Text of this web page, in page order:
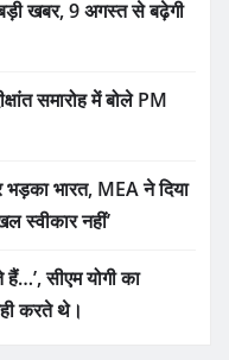
खबर, 9 अगस्त से बढ़ेगी
समारोह में बोले PM
भड़का भारत, MEA ने दिया
स्वीकार नहीं’
सीएम योगी का
करते थे।